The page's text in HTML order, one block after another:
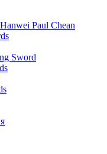
Paul Chean
Sword